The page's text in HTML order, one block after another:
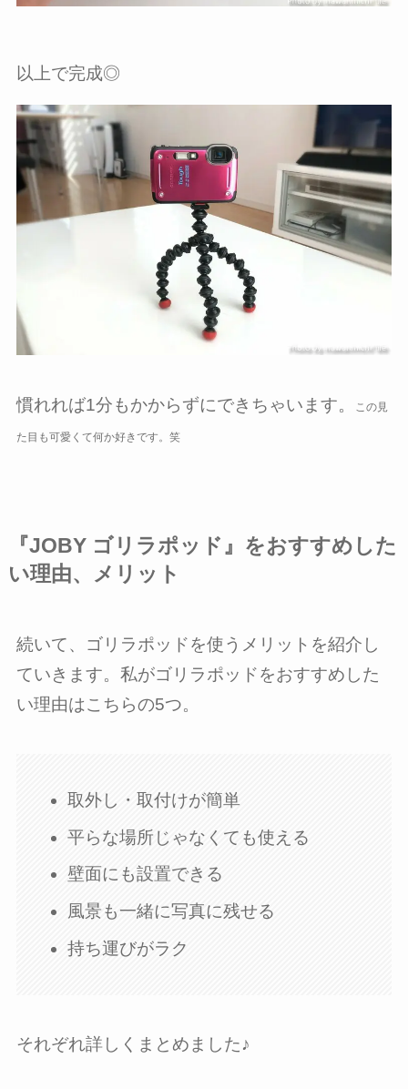
以上で完成◎
慣れれば1分もかからずにできちゃいます。 この見
た目も可愛くて何か好きです。笑
『JOBY ゴリラポッド』をおすすめした
い理由、メリット
続いて、ゴリラポッドを使うメリットを紹介し
ていきます。私がゴリラポッドをおすすめした
い理由はこちらの5つ。
取外し・取付けが簡単
平らな場所じゃなくても使える
壁面にも設置できる
風景も一緒に写真に残せる
持ち運びがラク
それぞれ詳しくまとめました♪